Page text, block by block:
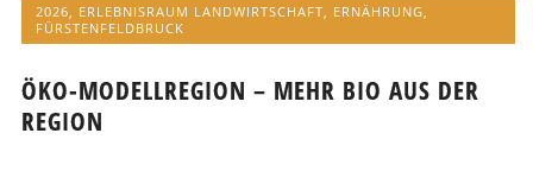
2026 ERLEBNISRAUM LANDWIRTSCHAFT ERNÄHRUNG
FÜRSTENFELDBRUCK
ÖKO-MODELLREGION – MEHR BIO AUS DER
REGION